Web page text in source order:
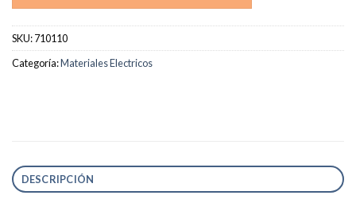
SKU:710110
Categoría:Materiales Electricos
DESCRIPCIÓN